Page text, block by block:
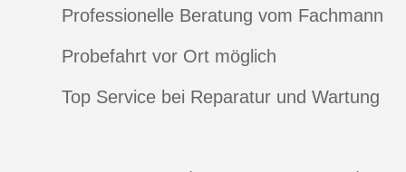
Professionelle Beratung vom Fachmann
Probefahrt vor Ort möglich
Top Service bei Reparatur und Wartung